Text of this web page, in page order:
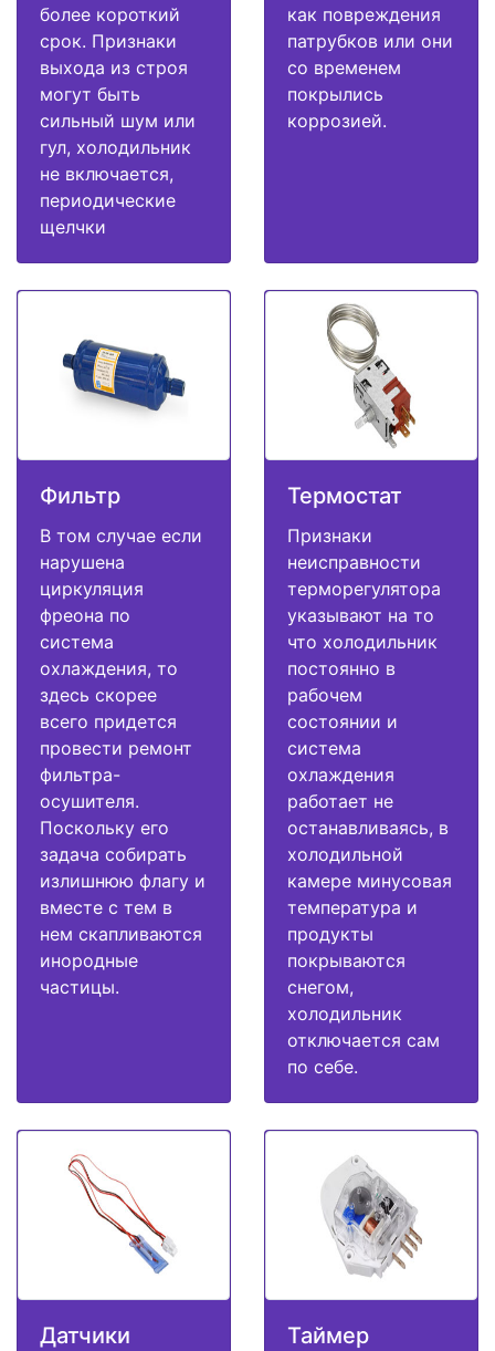
более короткий
срок. Признаки
выхода из строя
могут быть
сильный шум или
гул, холодильник
не включается,
периодические
щелчки
как повреждения
патрубков или они
со временем
покрылись
коррозией.
Фильтр
В том случае если
нарушена
циркуляция
фреона по
система
охлаждения, то
здесь скорее
всего придется
провести ремонт
фильтра-
осушителя.
Поскольку его
задача собирать
излишнюю флагу и
вместе с тем в
нем скапливаются
инородные
частицы.
Термостат
Признаки
неисправности
терморегулятора
указывают на то
что холодильник
постоянно в
рабочем
состоянии и
система
охлаждения
работает не
останавливаясь, в
холодильной
камере минусовая
температура и
продукты
покрываются
снегом,
холодильник
отключается сам
по себе.
Датчики Таймер